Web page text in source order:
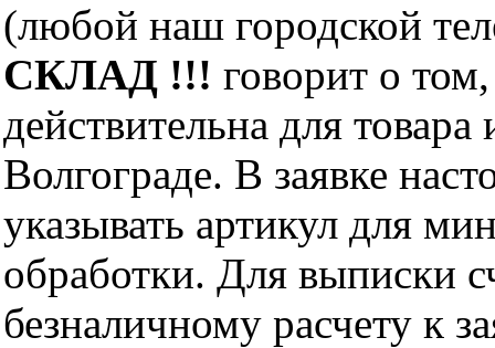
(любой наш городской
СКЛАД !!! говорит о
действительна для
Волгограде. В заявке
указывать артикул для
обработки. Для выписки
безналичному расчету к